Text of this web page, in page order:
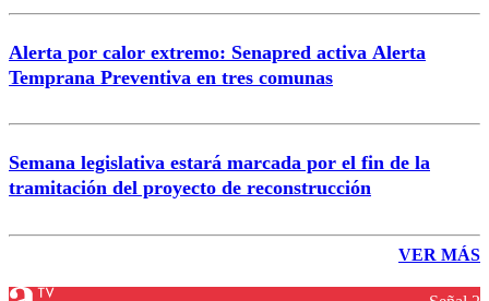
Alerta por calor extremo: Senapred activa Alerta
Temprana Preventiva en tres comunas
Semana legislativa estará marcada por el fin de la
tramitación del proyecto de reconstrucción
VER MÁS